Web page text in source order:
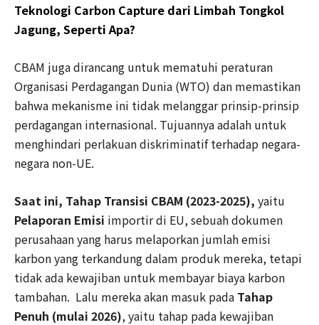
Teknologi Carbon Capture dari Limbah Tongkol
Jagung, Seperti Apa?
CBAM juga dirancang untuk mematuhi peraturan
Organisasi Perdagangan Dunia (WTO) dan memastikan
bahwa mekanisme ini tidak melanggar prinsip-prinsip
perdagangan internasional. Tujuannya adalah untuk
menghindari perlakuan diskriminatif terhadap negara-
negara non-UE.
Saat ini, Tahap Transisi CBAM (2023-2025), yaitu
Pelaporan Emisi importir di EU, sebuah dokumen
perusahaan yang harus melaporkan jumlah emisi
karbon yang terkandung dalam produk mereka, tetapi
tidak ada kewajiban untuk membayar biaya karbon
tambahan. Lalu mereka akan masuk pada Tahap
Penuh (mulai 2026), yaitu tahap pada kewajiban